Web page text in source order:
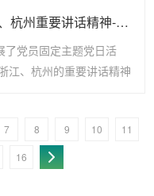
学习贯彻习近平总书记考察浙江、杭州重要讲话精神--疗养院各支部开展党员固定主题党日活动
了党员固定主题党日活
江、杭州的重要讲话精神
7 8 9 10 11
16